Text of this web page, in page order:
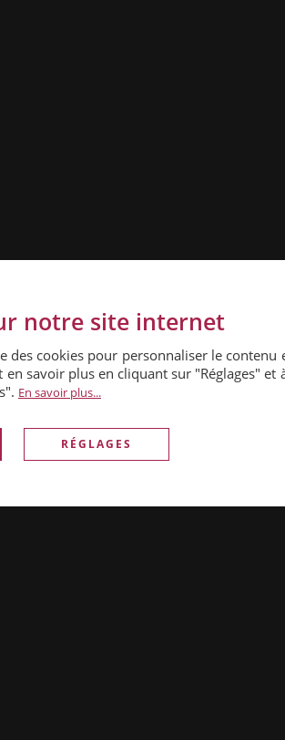
PARKING
notre site internet
des cookies pour personnaliser le
en savoir plus en cliquant sur "Réglages"
En savoir plus...
RÉGLAGES